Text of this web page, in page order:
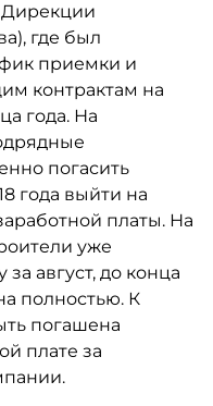
Дирекции
где был
приемки и
контрактам на
года. На
погасить
года выйти на
платы. На
уже
август, до конца
полностью. К
погашена
плате за